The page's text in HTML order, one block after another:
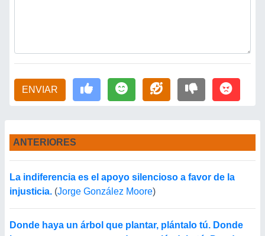
ENVIAR
ANTERIORES
La indiferencia es el apoyo silencioso a favor de la
injusticia. (Jorge González Moore)
Donde haya un árbol que plantar, plántalo tú. Donde